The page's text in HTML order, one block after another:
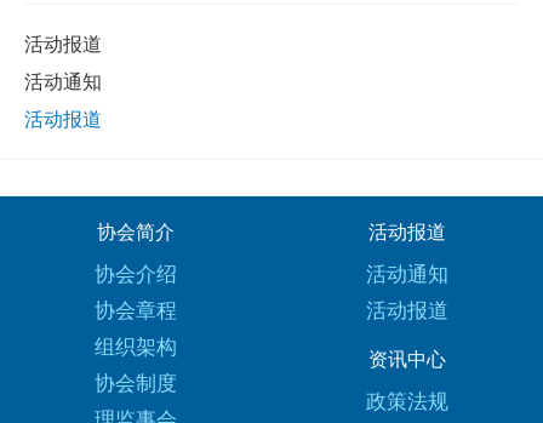
活动报道
活动通知
活动报道
协会简介
协会介绍
协会章程
组织架构
协会制度
活动报道
活动通知
活动报道
资讯中心
政策法规